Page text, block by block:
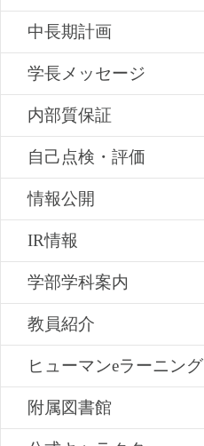
中長期計画
学長メッセージ
内部質保証
自己点検・評価
情報公開
IR情報
学部学科案内
教員紹介
ヒューマンeラーニング
附属図書館